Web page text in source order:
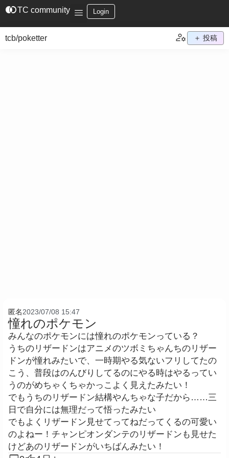
join_leftTC community Login
tcb/poketter ＋ 投稿
匿名2023/07/08 15:47
憧れのポケモン
みんなのポケモンには憧れのポケモンっている？
うちのリザードンはアニメのツボミちゃんちのリザー
ドンが憧れみたいで、一時期やる気ないフリしてたの
こう、普段はのんびりしてるのにやる時はやるってい
うのがめちゃくちゃかっこよく見えたみたい！
でもうちのリザードン結構やんちゃな子だから……三
日で自分には無理だって悟ったみたい
でもよくリザードン見せてってねだってくるの可愛い
のよねー！チャンピオンダンテのリザードンも見せた
けどあのリザードンがいちばんみたい！